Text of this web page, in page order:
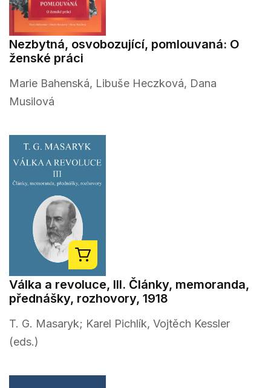
Nezbytná, osvobozující, pomlouvaná: O
ženské práci
Marie Bahenská, Libuše Heczková, Dana
Musilová
Válka a revoluce, III. Články, memoranda,
přednášky, rozhovory, 1918
T. G. Masaryk; Karel Pichlík, Vojtěch Kessler
(eds.)